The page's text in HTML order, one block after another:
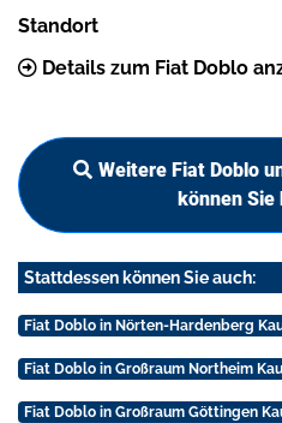
Standort
Details zum Fiat Doblo
Weitere Fiat Doblo
können
Stattdessen können Sie auch:
Fiat Doblo in Nörten-Hardenberg
Fiat Doblo in Großraum Northeim
Fiat Doblo in Großraum Göttingen